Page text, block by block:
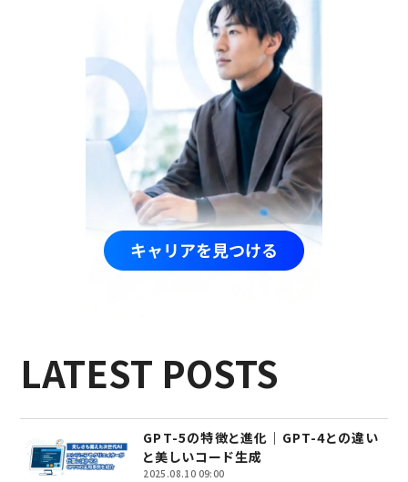
LATEST POSTS
GPT-5の特徴と進化｜GPT-4との違い
と美しいコード生成
2025.08.10 09:00